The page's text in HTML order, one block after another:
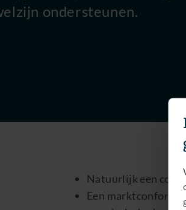
ondersteunen.
Natuurlijk een
Een